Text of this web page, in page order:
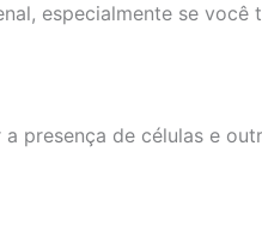
especialmente se você
presença de células e